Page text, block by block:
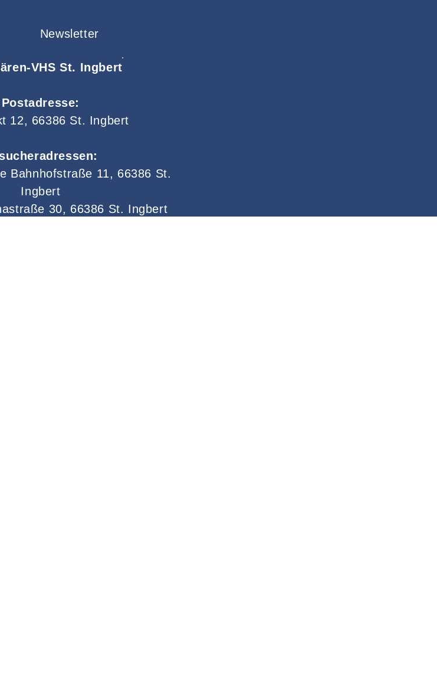
Newsletter
VHS St. Ingbert
Postadresse:
12, 66386 St. Ingbert
Bahnhofstraße 11, 66386 St.
Ingbert
30, 66386 St. Ingbert